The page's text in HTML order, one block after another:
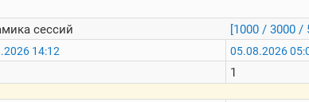
сессий
14:12
[1000 / 3000 /
05.08.2026
1